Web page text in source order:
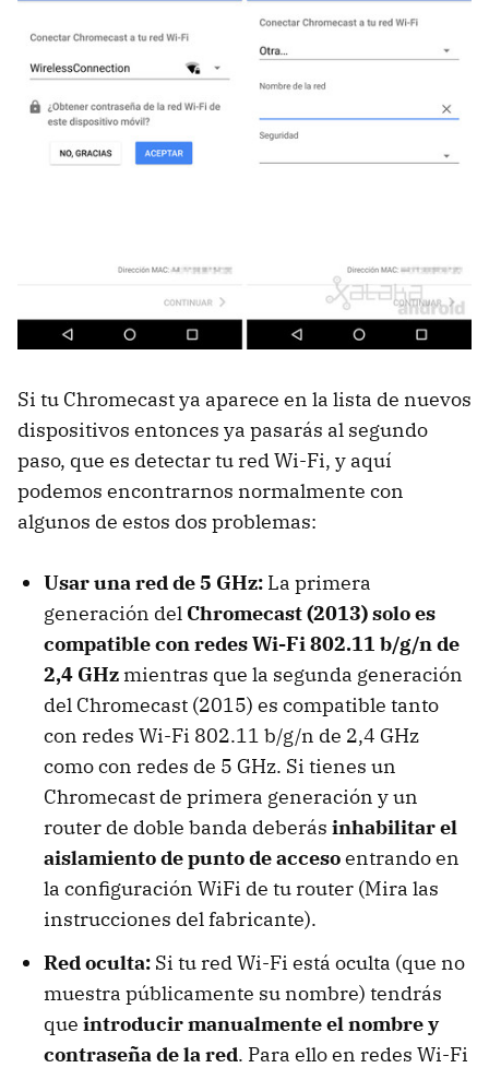
Si tu Chromecast ya aparece en la lista de nuevos
dispositivos entonces ya pasarás al segundo
paso, que es detectar tu red Wi-Fi, y aquí
podemos encontrarnos normalmente con
algunos de estos dos problemas:
Usar una red de 5 GHz: La primera
generación del Chromecast (2013) solo es
compatible con redes Wi-Fi 802.11 b/g/n de
2,4 GHz mientras que la segunda generación
del Chromecast (2015) es compatible tanto
con redes Wi-Fi 802.11 b/g/n de 2,4 GHz
como con redes de 5 GHz. Si tienes un
Chromecast de primera generación y un
router de doble banda deberás inhabilitar el
aislamiento de punto de accesoentrando en
la configuración WiFi de tu router (Mira las
instrucciones del fabricante).
Red oculta: Si tu red Wi-Fi está oculta (que no
muestra públicamente su nombre) tendrás
que introducir manualmente el nombre y
contraseña de la red. Para ello en redes Wi-Fi